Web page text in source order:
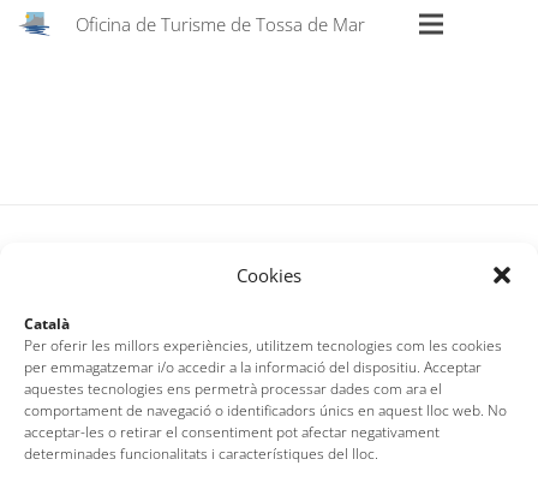
Cookies
Català
Per oferir les millors experiències, utilitzem tecnologies com les cookies
per emmagatzemar i/o accedir a la informació del dispositiu. Acceptar
aquestes tecnologies ens permetrà processar dades com ara el
comportament de navegació o identificadors únics en aquest lloc web. No
acceptar-les o retirar el consentiment pot afectar negativament
determinades funcionalitats i característiques del lloc.
Oficina de Turisme de Tossa de Mar
Oficina de Turisme de Tossa de Mar
Av. del Pelegrí, 25 – Edifici La Nau · 17320 – Tossa de Mar